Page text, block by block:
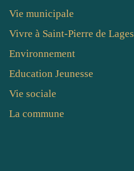
Vie municipale
Vivre à Saint-Pierre de Lages
Environnement
Education Jeunesse
Vie sociale
La commune